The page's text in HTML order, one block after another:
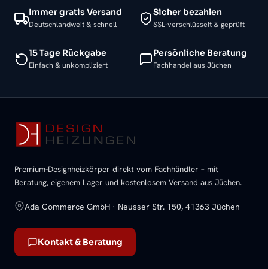
Immer gratis Versand
Deutschlandweit & schnell
Sicher bezahlen
SSL-verschlüsselt & geprüft
15 Tage Rückgabe
Einfach & unkompliziert
Persönliche Beratung
Fachhandel aus Jüchen
Premium-Designheizkörper direkt vom Fachhändler – mit
Beratung, eigenem Lager und kostenlosem Versand aus Jüchen.
Ada Commerce GmbH · Neusser Str. 150, 41363 Jüchen
Kontakt & Beratung